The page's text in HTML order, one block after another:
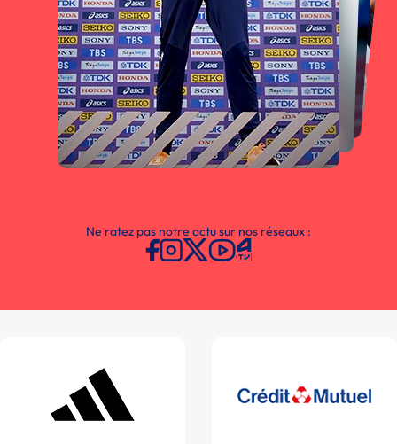
Ne ratez pas notre actu sur nos réseaux :